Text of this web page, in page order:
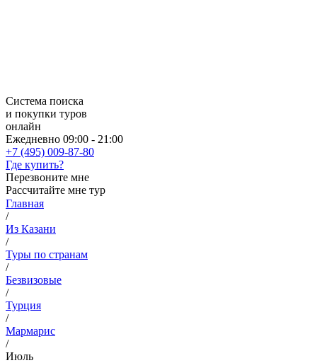
Система поиска
и покупки туров
онлайн
Ежедневно 09:00 - 21:00
+7 (495) 009-87-80
Где купить?
Перезвоните мне
Рассчитайте мне тур
Главная
/
Из Казани
/
Туры по странам
/
Безвизовые
/
Турция
/
Мармарис
/
Июль